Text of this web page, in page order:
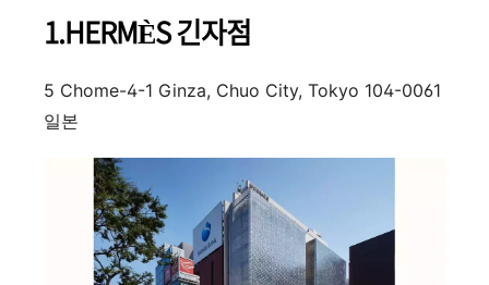
1.HERMÈS 긴자점
5 Chome-4-1 Ginza, Chuo City, Tokyo 104-0061
일본